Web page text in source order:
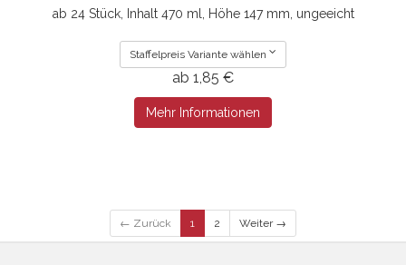
ab 24 Stück, Inhalt 470 ml, Höhe 147 mm, ungeeicht
Staffelpreis Variante wählen
ab 1,85 €
Mehr Informationen
← Zurück 1 2 Weiter →